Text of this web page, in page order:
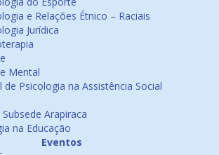
e Relações Étnico – Raciais
Jurídica
Mental
de Psicologia na Assistência Social
Arapiraca
na Educação
Eventos